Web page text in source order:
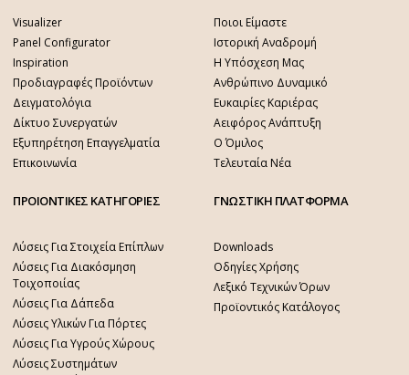
Visualizer
Panel Configurator
Inspiration
Προδιαγραφές Προϊόντων
Δειγματολόγια
Δίκτυο Συνεργατών
Εξυπηρέτηση Επαγγελματία
Επικοινωνία
Ποιοι Είμαστε
Ιστορική Αναδρομή
Η Υπόσχεση Μας
Ανθρώπινο Δυναμικό
Ευκαιρίες Καριέρας
Αειφόρος Ανάπτυξη
Ο Όμιλος
Τελευταία Νέα
ΠΡΟΙΟΝΤΙΚΕΣ ΚΑΤΗΓΟΡΙΕΣ
Λύσεις Για Στοιχεία Επίπλων
Λύσεις Για Διακόσμηση
Τοιχοποιίας
Λύσεις Για Δάπεδα
Λύσεις Υλικών Για Πόρτες
Λύσεις Για Υγρούς Χώρους
Λύσεις Συστημάτων
ΓΝΩΣΤΙΚΗ ΠΛΑΤΦΟΡΜΑ
Downloads
Οδηγίες Χρήσης
Λεξικό Τεχνικών Όρων
Προϊοντικός Κατάλογος